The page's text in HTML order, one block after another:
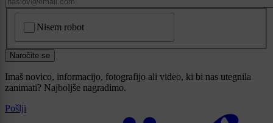
Nisem robot
Naročite se
Imaš novico, informacijo, fotografijo ali video, ki bi nas utegnila
zanimati? Najboljše nagradimo.
Pošlji